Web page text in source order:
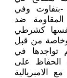
-بتفاوت وفي
ضد
نفسها كشرطي
من قبل
في
الحفاظ على
الامبريالية